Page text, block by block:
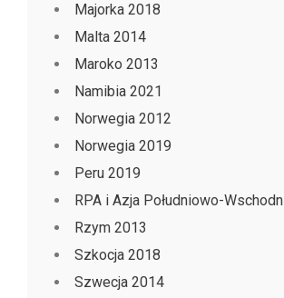
Majorka 2018
Malta 2014
Maroko 2013
Namibia 2021
Norwegia 2012
Norwegia 2019
Peru 2019
RPA i Azja Południowo-
Rzym 2013
Szkocja 2018
Szwecja 2014